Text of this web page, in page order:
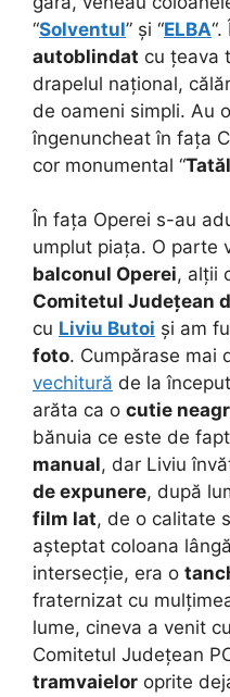
“Solventul” și “ELBA
autoblindat cu țeava
drapelul național,
de oameni simpli. Au
îngenuncheat în fața
cor monumental “
În fața Operei s-au
umplut piața. O parte
balconul Operei, alții
Comitetul Județean
cu Liviu Butoi și am
foto. Cumpărase mai
vechitură de la
arăta ca o cutie
bănuia ce este de
manual, dar Liviu
de expunere, după
film lat, de o calitate
așteptat coloana lângă
intersecție, era o
fraternizat cu
lume, cineva a venit
Comitetul Județean
tramvaielor oprite